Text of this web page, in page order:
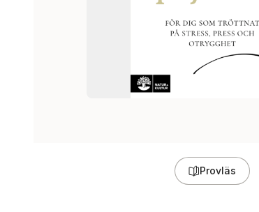
Provläs